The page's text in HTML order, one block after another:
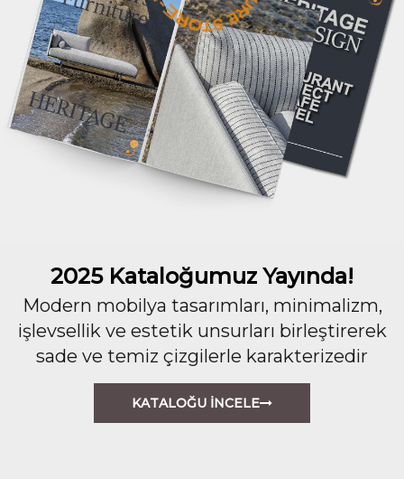
2025 Kataloğumuz Yayında!
Modern mobilya tasarımları, minimalizm,
işlevsellik ve estetik unsurları birleştirerek
sade ve temiz çizgilerle karakterizedir
KATALOĞU İNCELE